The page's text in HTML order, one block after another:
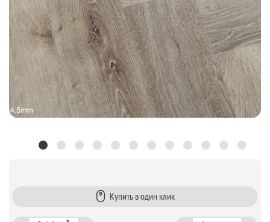
Купить в один клик